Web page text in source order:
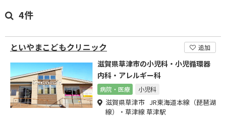
4件
といやまこどもクリニック 追加
滋賀県草津市の小児科・小児循環器
内科・アレルギー科
病院・医療 小児科
滋賀県草津市 JR東海道本線（琵琶湖
線）・草津線 草津駅